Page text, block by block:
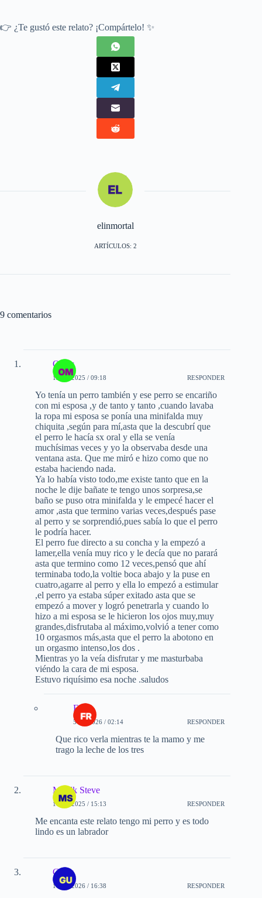
👉 ¿Te gustó este relato? ¡Compártelo! ✨
elinmortal
ARTÍCULOS: 2
9 comentarios
Omar
12-10-2025 / 09:18 RESPONDER
Yo tenía un perro también y ese perro se encariño
con mi esposa ,y de tanto y tanto ,cuando lavaba
la ropa mi esposa se ponía una minifalda muy
chiquita ,según para mí,asta que la descubrí que
el perro le hacía sx oral y ella se venía
muchísimas veces y yo la observaba desde una
ventana asta. Que me miró e hizo como que no
estaba haciendo nada.
Ya lo había visto todo,me existe tanto que en la
noche le dije bañate te tengo unos sorpresa,se
baño se puso otra minifalda y le empecé hacer el
amor ,asta que termino varias veces,después pase
al perro y se sorprendió,pues sabía lo que el perro
le podría hacer.
El perro fue directo a su concha y la empezó a
lamer,ella venía muy rico y le decía que no parará
asta que termino como 12 veces,pensó que ahí
terminaba todo,la voltie boca abajo y la puse en
cuatro,agarre al perro y ella lo empezó a estimular
,el perro ya estaba súper exitado asta que se
empezó a mover y logró penetrarla y cuando lo
hizo a mi esposa se le hicieron los ojos muy,muy
grandes,disfrutaba al máximo,volvió a tener como
10 orgasmos más,asta que el perro la abotono en
un orgasmo intenso,los dos .
Mientras yo la veía disfrutar y me masturbaba
viéndo la cara de mi esposa.
Estuvo riquísimo esa noche .saludos
Fran
5-07-2026 / 02:14 RESPONDER
Que rico verla mientras te la mamo y me
trago la leche de los tres
Monlk Steve
11-12-2025 / 15:13 RESPONDER
Me encanta este relato tengo mi perro y es todo
lindo es un labrador
Guhy
16-01-2026 / 16:38 RESPONDER